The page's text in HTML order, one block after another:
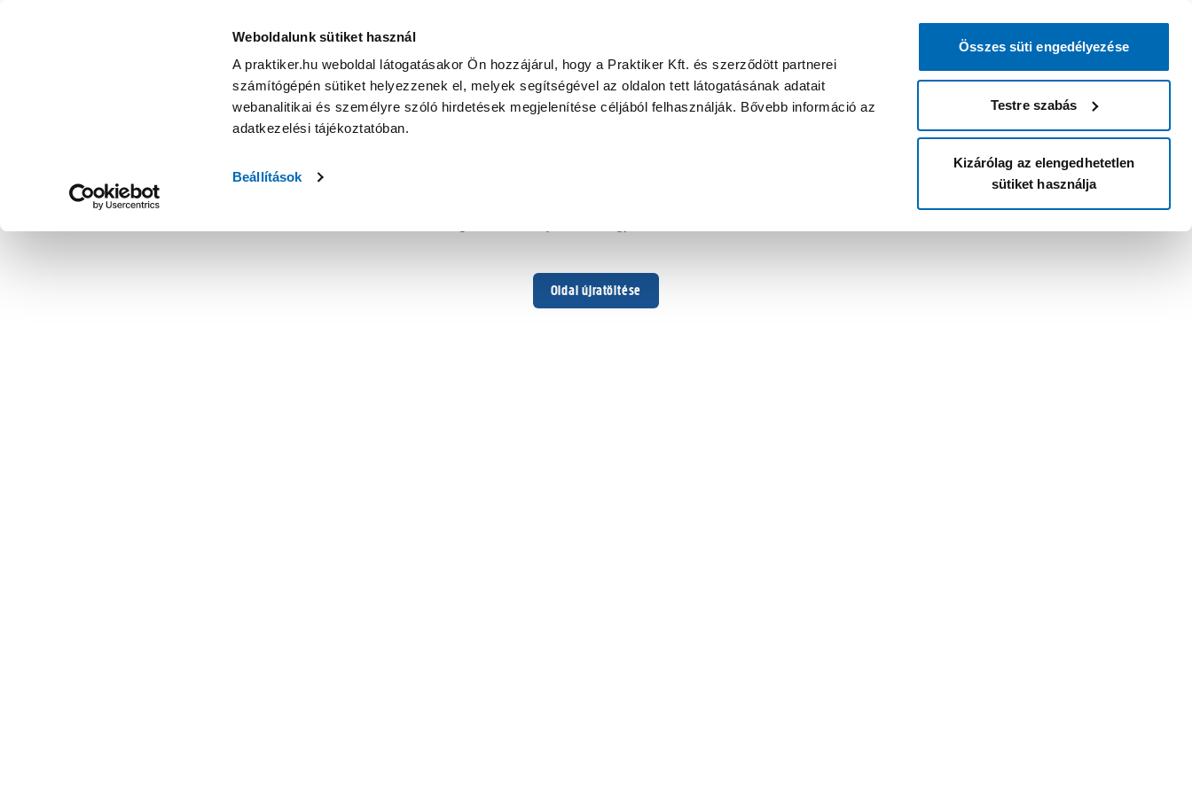
Weboldalunk sütiket használ
A praktiker.hu weboldal látogatásakor Ön hozzájárul, hogy a Praktiker Kft. és szerződött partnerei
számítógépén sütiket helyezzenek el, melyek segítségével az oldalon tett látogatásának adatait
webanalitikai és személyre szóló hirdetések megjelenítése céljából felhasználják. Bővebb információ az
adatkezelési tájékoztatóban.
Beállítások
Összes süti engedélyezése
Testre szabás
Kizárólag az elengedhetetlen
sütiket használja
Oldal újratöltése